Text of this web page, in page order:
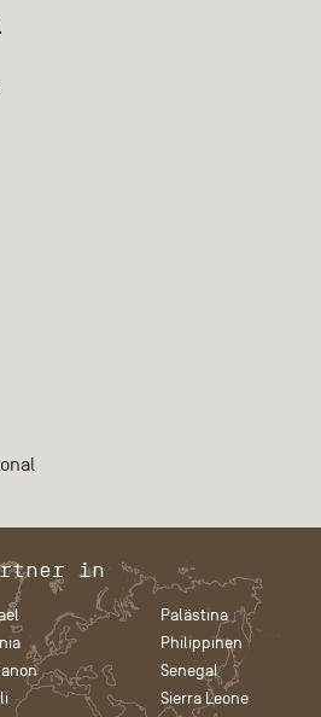
in
Palästina
Philippinen
Senegal
Sierra Leone